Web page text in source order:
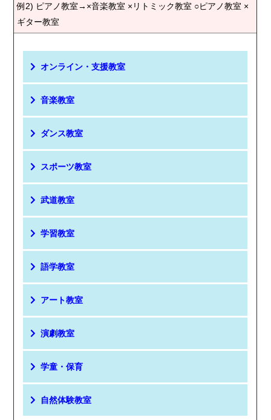
例2) ピアノ教室→×音楽教室 ×リトミック教室 ○ピアノ教室 ×
ギター教室
オンライン・支援教室
音楽教室
ダンス教室
スポーツ教室
武道教室
学習教室
語学教室
アート教室
演劇教室
学童・保育
自然体験教室